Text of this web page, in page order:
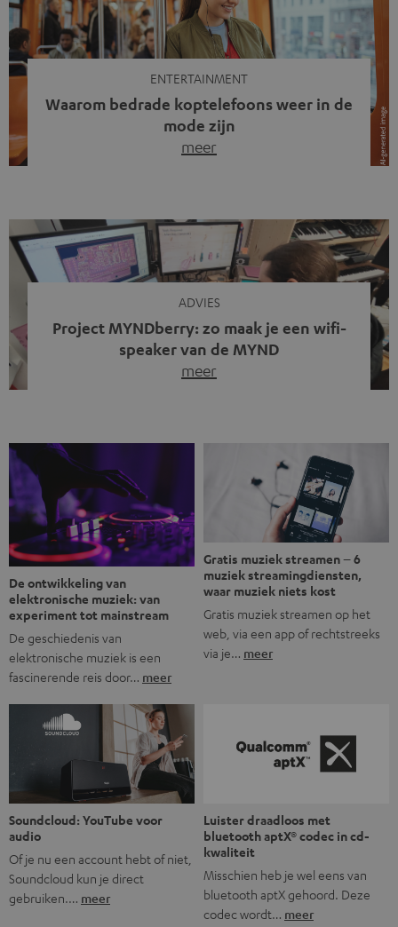
ENTERTAINMENT
Waarom bedrade koptelefoons weer in de
mode zijn
meer
tegenwoordig iets opvallends. Op straat, in de trein en
zelfs tijdens videogesprekken dragen steeds meer
mensen weer oordopjes met een kabel. De angst voor
kabels is niet verdwenen. Maar wat op het eerste […]
ADVIES
Project MYNDberry: zo maak je een wifi-
speaker van de MYND
meer
verder ontwikkelt. In vele uren na werktijd heeft het
team samen gewerkt om de MYND uit te breiden met de
mogelijkheid om via wifi te streamen. […]
De ontwikkeling van
elektronische muziek: van
experiment tot mainstream
De geschiedenis van
elektronische muziek is een
fascinerende reis door… meer
Gratis muziek streamen – 6
muziek streamingdiensten,
waar muziek niets kost
Gratis muziek streamen op het
web, via een app of rechtstreeks
via je… meer
Soundcloud: YouTube voor
audio
Of je nu een account hebt of niet,
Soundcloud kun je direct
gebruiken.… meer
Luister draadloos met
bluetooth aptX® codec in cd-
kwaliteit
Misschien heb je wel eens van
bluetooth aptX gehoord. Deze
codec wordt… meer